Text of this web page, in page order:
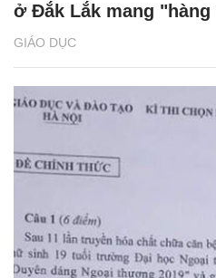
GIÁO DỤC
ở Đắk Lắk mang